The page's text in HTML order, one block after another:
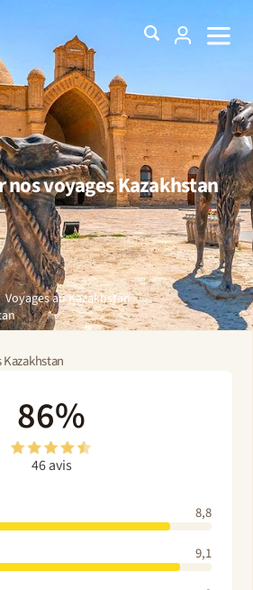
nos voyages Kazakhstan
Voyages au Kazakhstan
86%
46 avis
8,8
9,1